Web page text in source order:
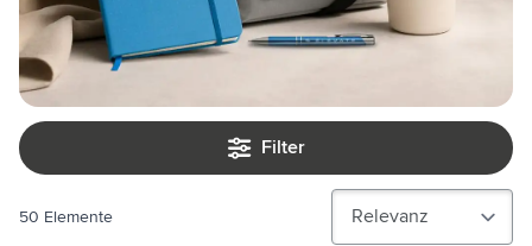
Filter
50 Elemente